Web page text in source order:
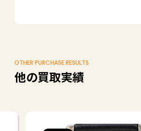
OTHER PURCHASE RESULTS
他の買取実績